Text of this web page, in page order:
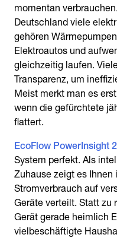
momentan
Deutschland viele
gehören
Elektroautos und
gleichzeitig laufen.
Transparenz, um
Meist merkt man es
wenn die gefürchtete
flattert.
EcoFlow PowerInsight 2
System perfekt. Als
Zuhause zeigt es
Stromverbrauch auf
Geräte verteilt. Statt zu
Gerät gerade heimlich
vielbeschäftigte